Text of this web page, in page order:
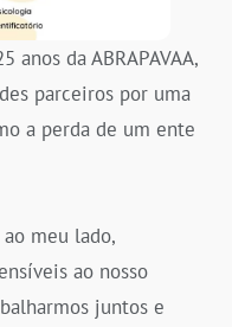
anos da ABRAPAVAA,
parceiros por uma
a perda de um ente
meu lado,
ao nosso
juntos e